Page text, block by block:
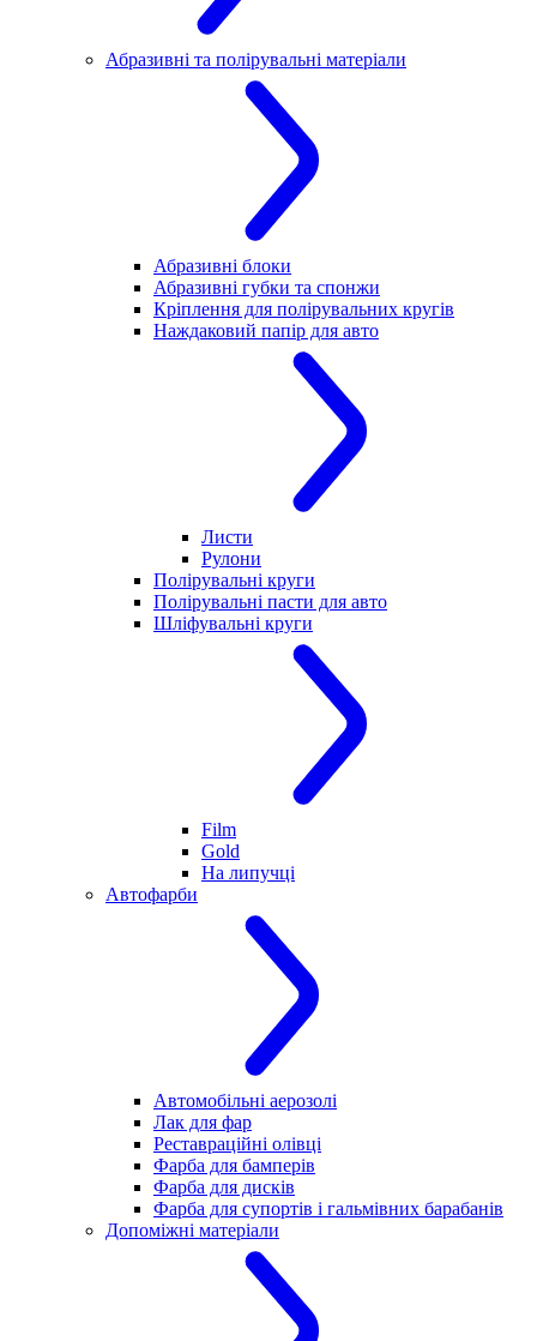
Абразивні та полірувальні матеріали
Абразивні блоки
Абразивні губки та спонжи
Кріплення для полірувальних кругів
Наждаковий папір для авто
Листи
Рулони
Полірувальні круги
Полірувальні пасти для авто
Шліфувальні круги
Film
Gold
На липучці
Автофарби
Автомобільні аерозолі
Лак для фар
Реставраційні олівці
Фарба для бамперів
Фарба для дисків
Фарба для супортів і гальмівних барабанів
Допоміжні матеріали